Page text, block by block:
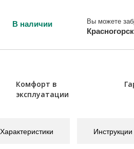
В наличии Вы можете
Комфорт в
эксплуатации
Характеристики Инструкции